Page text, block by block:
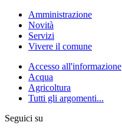
Amministrazione
Novità
Servizi
Vivere il comune
Accesso all'informazione
Acqua
Agricoltura
Tutti gli argomenti...
Seguici su